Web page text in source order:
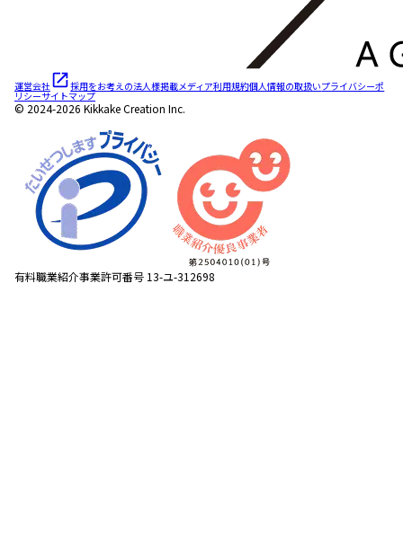
運営会社 採用をお考えの法人様掲載メディア利用規約個人情報の取扱いプライバシーポ
リシーサイトマップ
© 2024-2026 Kikkake Creation Inc.
有料職業紹介事業許可番号 13-ユ-312698